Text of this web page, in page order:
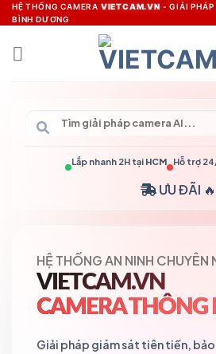
Skip
to
content
HỆ THỐNG CAMERA VIETCAM.VN - GIẢI PHÁP
BÌNH DƯƠNG
Lắp nhanh 2H tại HCM Hỗ trợ
ƯU ĐÃI 🔥
HỆ THỐNG AN NINH
VIETCAM.VN
CAMERA THÔNG
Giải pháp giám sát tiên tiến, bảo